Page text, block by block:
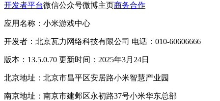
开发者平台微信公众号微博主页商务合作
应用名称：小米游戏中心
开发者：北京瓦力网络科技有限公司 电话：010-60606666
版本：13.5.0.70 更新时间：2025年3月24日
北京地址：北京市昌平区安居路小米智慧产业园
南京地址：南京市建邺区永初路37号小米华东总部